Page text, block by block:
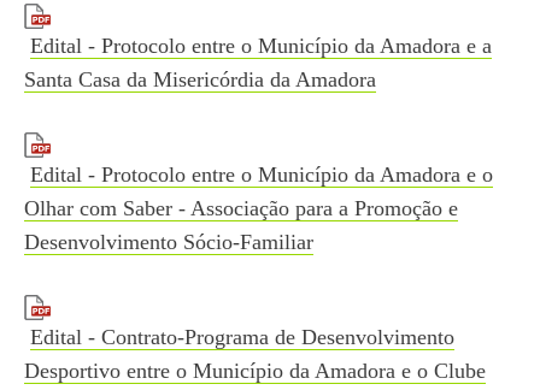
Edital - Protocolo entre o Município da Amadora e a
Santa Casa da Misericórdia da Amadora
Edital - Protocolo entre o Município da Amadora e o
Olhar com Saber - Associação para a Promoção e
Desenvolvimento Sócio-Familiar
Edital - Contrato-Programa de Desenvolvimento
Desportivo entre o Município da Amadora e o Clube